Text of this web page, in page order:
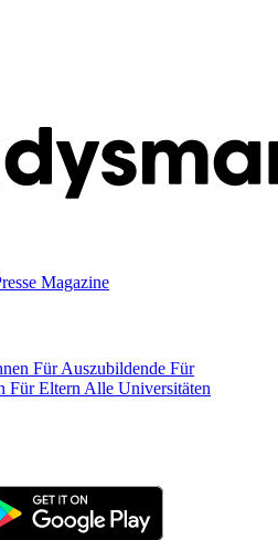
Magazine
Für Auszubildende Für
Für Eltern Alle Universitäten